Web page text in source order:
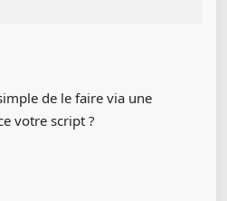
de le faire via une
votre script ?